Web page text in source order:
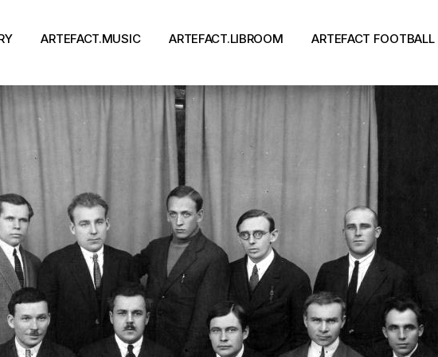
ARTEFACT.MUSIC
Альбоми
ARTEFACT.LIBROOM
Книги
Письменники
Події
ARTEFACT FOOTBALL